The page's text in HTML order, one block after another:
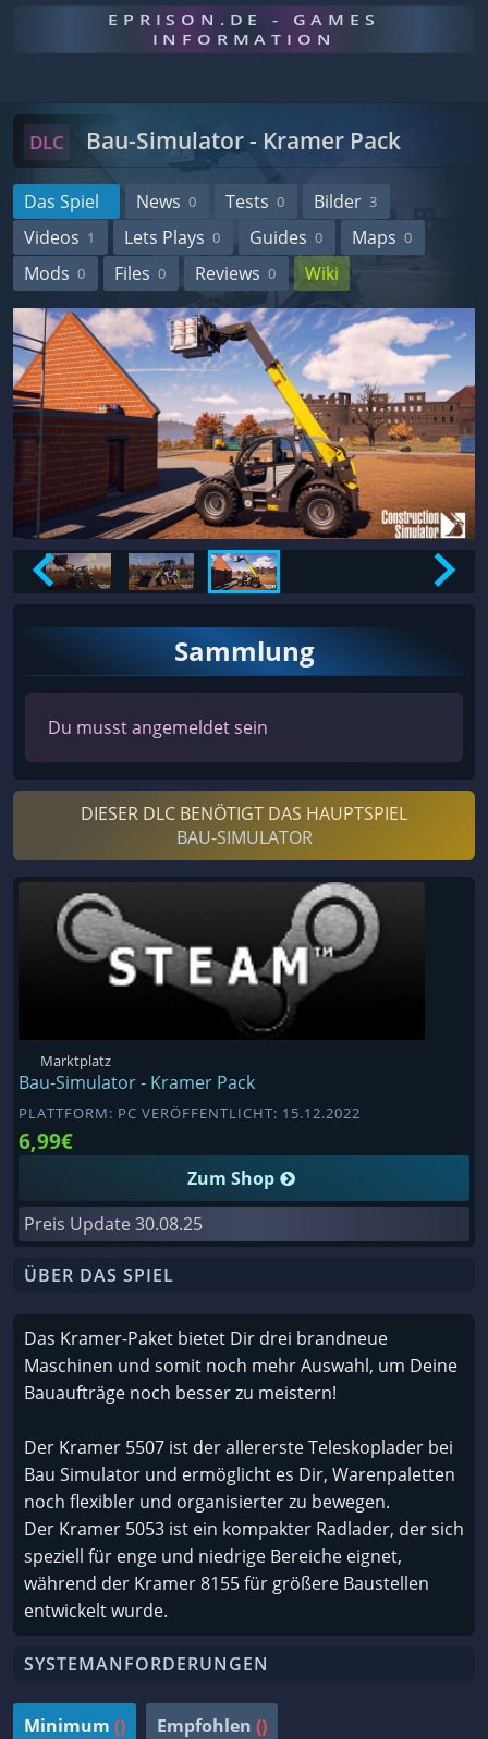
EPRISON.DE - GAMES
INFORMATION
DLC Bau-Simulator - Kramer Pack
Das Spiel News 0 Tests 0 Bilder 3
Videos 1 Lets Plays 0 Guides 0 Maps 0
Mods 0 Files 0 Reviews 0 Wiki
Sammlung
Du musst angemeldet sein
DIESER DLC BENÖTIGT DAS HAUPTSPIEL
BAU-SIMULATOR
Marktplatz
Bau-Simulator - Kramer Pack
PLATTFORM: PC VERÖFFENTLICHT: 15.12.2022
6,99€
Zum Shop
Preis Update 30.08.25
ÜBER DAS SPIEL
Das Kramer-Paket bietet Dir drei brandneue
Maschinen und somit noch mehr Auswahl, um Deine
Bauaufträge noch besser zu meistern!
Der Kramer 5507 ist der allererste Teleskoplader bei
Bau Simulator und ermöglicht es Dir, Warenpaletten
noch flexibler und organisierter zu bewegen.
Der Kramer 5053 ist ein kompakter Radlader, der sich
speziell für enge und niedrige Bereiche eignet,
während der Kramer 8155 für größere Baustellen
entwickelt wurde.
SYSTEMANFORDERUNGEN
Minimum () Empfohlen ()